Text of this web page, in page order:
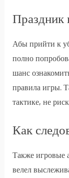
Праздник
Абы прийти к
полно
шанс
правила игры.
тактике, не
Как
Также игровые
велел